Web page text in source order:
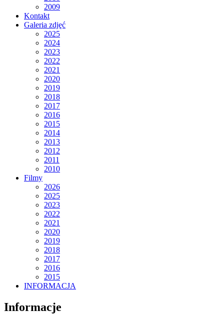
2009
Kontakt
Galeria zdjęć
2025
2024
2023
2022
2021
2020
2019
2018
2017
2016
2015
2014
2013
2012
2011
2010
Filmy
2026
2025
2023
2022
2021
2020
2019
2018
2017
2016
2015
INFORMACJA
Informacje